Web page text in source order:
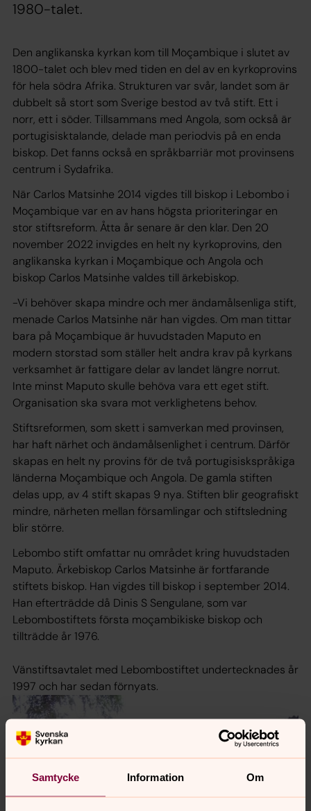
Samtycke Information Om
1980-talet.
Den anglikanska kyrkan kom till Moçambique i slutet av
1800-talet och blev med tiden en del av en kyrkoprovins
för hela södra Afrika. Strukturen var svår, landet som är
dubbelt så stort som Sverige bestod av två stift. Ett i
norr, ett i söder. Tillsammans med Angola, som också är
portugisisktalande, delade man periodvis på en enda
biskop. Det fanns också en språkbarriär mot provinsens
centrum i Sydafrika.
När Carlos Matsinhe 2014 vigdes till biskop i Lebombo i
Moçambique var en av hans högsta prioriteringar en
stor stiftsreform. Åtta år senare är den klar. Den 20
november 2022 invigdes en helt ny kyrkoprovins, den
anglikanska kyrkan i Moçambique och Angola och
biskop Carlos Matsinhe valdes till ärkebiskop.
-Vi behöver skapa mindre och mer ändamålsenliga stift,
menade Carlos Matsinhe när han vigdes. Om man tittar
bara på Moçambique är huvudstaden Maputo en
modern storstad som ställer helt andra krav på kyrkans
verksamhet är fattigare delar av landet längre norrut.
Inte minst Maputo skulle behöva vara ett eget stift.
Organisation ska svara mot verklighetens behov.
Stiftsreformen, som skett i samverkan med provinsen,
har haft närhet och ändamålsenlighet i centrum. Därför
skapas en helt ny provins för de två portugisiskspråkiga
länderna Moçambique och Angola. De gamla stiften
delas upp, av 4 stift skapas 9 nya. Stiften blir geografiskt
mindre, närheten mellan församlingar och stiftsledning
blir större.
Lebombo stift omfattar nu området kring huvudstaden
Maputo. Ärkebiskop Carlos Matsinhe är fortfarande
stiftets biskop. Han vigdes till biskop i september 2014.
Han efterträdde då Dinis S Sengulane, som var
Lebombostiftets första moçambikiske biskop och
tillträdde år 1976.
Vänstiftsavtalet med Lebombostiftet undertecknades år
1997 och har sedan förnyats.